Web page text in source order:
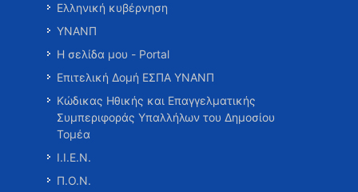
Ελληνική κυβέρνηση
ΥΝΑΝΠ
Η σελίδα μου - Portal
Επιτελική Δομή ΕΣΠΑ ΥΝΑΝΠ
Κώδικας Ηθικής και Επαγγελματικής
Συμπεριφοράς Υπαλλήλων του Δημοσίου
Τομέα
Ι.Ι.Ε.Ν.
Π.Ο.Ν.